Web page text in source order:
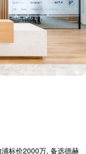
标价2000万, 备选德赫